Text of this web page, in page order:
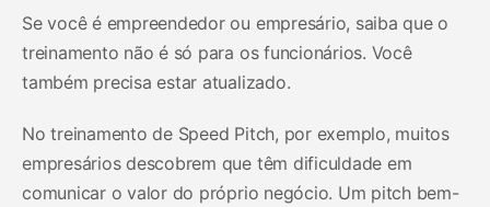
Se você é empreendedor ou empresário, saiba que o
treinamento não é só para os funcionários. Você
também precisa estar atualizado.
No treinamento de Speed Pitch, por exemplo, muitos
empresários descobrem que têm dificuldade em
comunicar o valor do próprio negócio. Um pitch bem-